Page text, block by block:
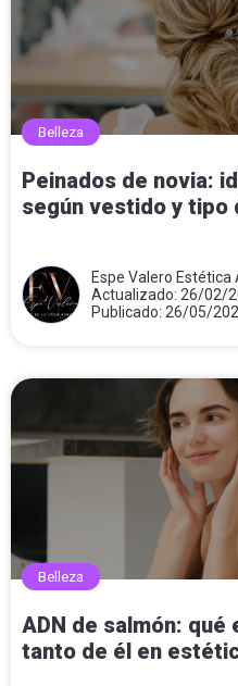
Belleza
Peinados de novia:
según vestido y tipo
Espe Valero
Actualizado: 26/02/
Publicado: 26/05/
Belleza
ADN de salmón: qué
tanto de él en